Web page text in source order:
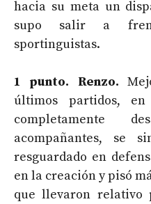
hacia su meta un
supo salir a
sportinguistas.
1 punto. Renzo.
últimos partidos,
completamente
acompañantes, se
resguardado en
en la creación y pisó
que llevaron